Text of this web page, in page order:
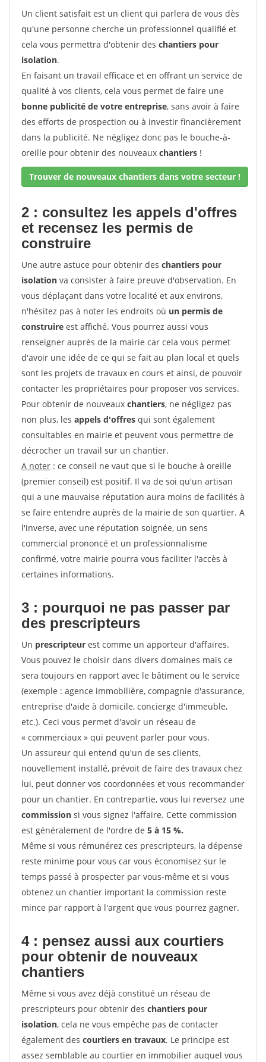
Un client satisfait est un client qui parlera de vous dès
qu'une personne cherche un professionnel qualifié et
cela vous permettra d'obtenir des chantiers pour
isolation.
En faisant un travail efficace et en offrant un service de
qualité à vos clients, cela vous permet de faire une
bonne publicité de votre entreprise, sans avoir à faire
des efforts de prospection ou à investir financièrement
dans la publicité. Ne négligez donc pas le bouche-à-
oreille pour obtenir des nouveaux chantiers !
Trouver de nouveaux chantiers dans votre secteur !
2 : consultez les appels d'offres
et recensez les permis de
construire
Une autre astuce pour obtenir des chantiers pour
isolation va consister à faire preuve d'observation. En
vous déplaçant dans votre localité et aux environs,
n'hésitez pas à noter les endroits où un permis de
construire est affiché. Vous pourrez aussi vous
renseigner auprès de la mairie car cela vous permet
d'avoir une idée de ce qui se fait au plan local et quels
sont les projets de travaux en cours et ainsi, de pouvoir
contacter les propriétaires pour proposer vos services.
Pour obtenir de nouveaux chantiers, ne négligez pas
non plus, les appels d'offres qui sont également
consultables en mairie et peuvent vous permettre de
décrocher un travail sur un chantier.
A noter : ce conseil ne vaut que si le bouche à oreille
(premier conseil) est positif. Il va de soi qu'un artisan
qui a une mauvaise réputation aura moins de facilités à
se faire entendre auprès de la mairie de son quartier. A
l'inverse, avec une réputation soignée, un sens
commercial prononcé et un professionnalisme
confirmé, votre mairie pourra vous faciliter l'accès à
certaines informations.
3 : pourquoi ne pas passer par
des prescripteurs
Un prescripteur est comme un apporteur d'affaires.
Vous pouvez le choisir dans divers domaines mais ce
sera toujours en rapport avec le bâtiment ou le service
(exemple : agence immobilière, compagnie d'assurance,
entreprise d'aide à domicile, concierge d'immeuble,
etc.). Ceci vous permet d'avoir un réseau de
« commerciaux » qui peuvent parler pour vous.
Un assureur qui entend qu'un de ses clients,
nouvellement installé, prévoit de faire des travaux chez
lui, peut donner vos coordonnées et vous recommander
pour un chantier. En contrepartie, vous lui reversez une
commission si vous signez l'affaire. Cette commission
est généralement de l'ordre de 5 à 15 %.
Même si vous rémunérez ces prescripteurs, la dépense
reste minime pour vous car vous économisez sur le
temps passé à prospecter par vous-même et si vous
obtenez un chantier important la commission reste
mince par rapport à l'argent que vous pourrez gagner.
4 : pensez aussi aux courtiers
pour obtenir de nouveaux
chantiers
Même si vous avez déjà constitué un réseau de
prescripteurs pour obtenir des chantiers pour
isolation, cela ne vous empêche pas de contacter
également des courtiers en travaux. Le principe est
assez semblable au courtier en immobilier auquel vous